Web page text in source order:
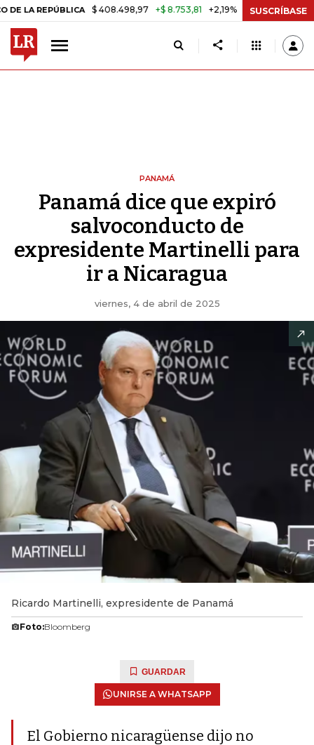
$ 408.498,97 +$ 8.753,81 +2,19% TASA DE USURA
SUSCRÍBASE
PANAMÁ
Panamá dice que expiró
salvoconducto de
expresidente Martinelli para
ir a Nicaragua
viernes, 4 de abril de 2025
Ricardo Martinelli, expresidente de Panamá
Foto:Bloomberg
GUARDAR
UNIRSE A WHATSAPP
El Gobierno nicaragüense dijo no